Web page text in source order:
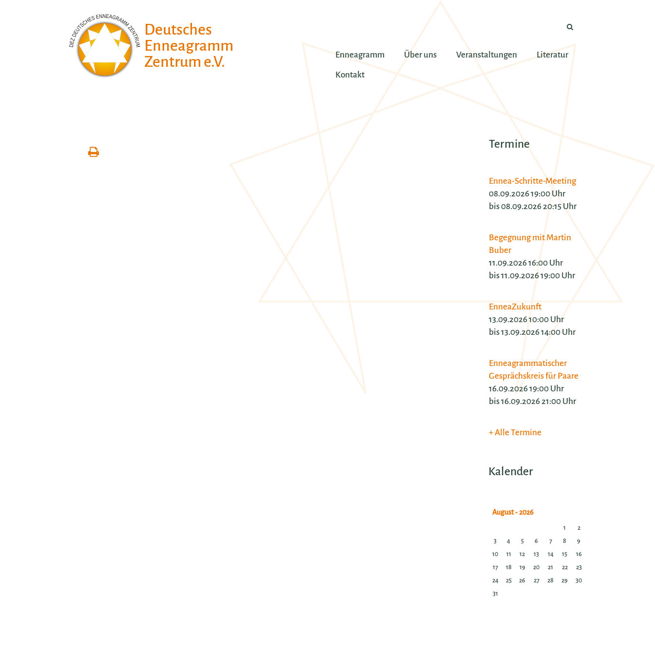
Deutsches
Enneagramm
Zentrum e.V.
Enneagramm Über uns Veranstaltungen Literatur
Kontakt
Termine
Ennea-Schritte-Meeting
08.09.2026 19:00 Uhr
bis 08.09.2026 20:15 Uhr
Begegnung mit Martin
Buber
11.09.2026 16:00 Uhr
bis 11.09.2026 19:00 Uhr
EnneaZukunft
13.09.2026 10:00 Uhr
bis 13.09.2026 14:00 Uhr
Enneagrammatischer
Gesprächskreis für Paare
16.09.2026 19:00 Uhr
bis 16.09.2026 21:00 Uhr
Alle Termine
Kalender
1
2
3
4 5 6 7 8
9
10
11 12 13 14 15
16
17
18 19 20 21 22
23
24
25 26 27 28 29
30
31